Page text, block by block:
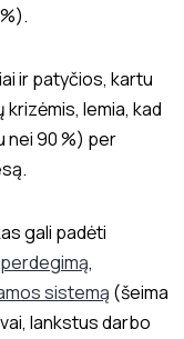
ir patyčios, kartu
lemia, kad
nei 90 %) per
gali padėti
perdegimą,
sistemą (šeima
lankstus darbo